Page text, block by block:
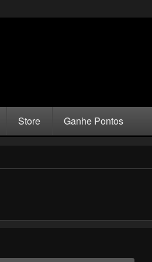
Store Ganhe Pontos